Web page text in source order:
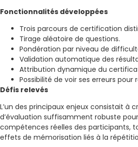
Fonctionnalités développées
Trois parcours de certification
Tirage aléatoire de questions.
Pondération par niveau de
Validation automatique des
Attribution dynamique du
Possibilité de voir ses erreurs
Défis relevés
L’un des principaux enjeux consistait à
d’évaluation suffisamment robuste
compétences réelles des participants,
effets de mémorisation liés à la